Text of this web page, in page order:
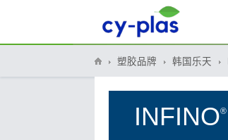
塑胶品牌 韩国乐天
INFINO®